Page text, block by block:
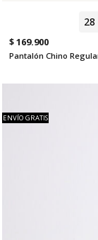
28
$ 169.900
Pantalón Chino
ENVÍO GRATIS